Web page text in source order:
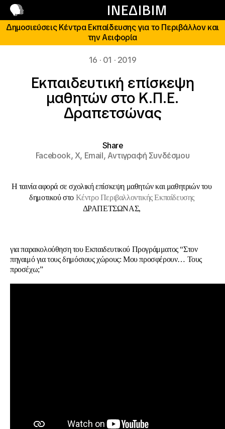
ΙΝΕΔΙΒΙΜ
Επικοινωνία
Δημοσιεύσεις Κέντρα Εκπαίδευσης για το Περιβάλλον και
την Αειφορία
16 · 01 · 2019
Eκπαιδευτική επίσκεψη
μαθητών στο Κ.Π.Ε.
Δραπετσώνας
Share
Facebook,X, Email,Αντιγραφή Συνδέσμου
Η ταινία αφορά σε σχολική επίσκεψη μαθητών και μαθητριών του
δημοτικού στο
ΔΡΑΠΕΤΣΩΝΑΣ,
για παρακολούθηση του Εκπαιδευτικού Προγράμματος “Στον
πηγαιμό για τους δημόσιους χώρους: Μου προσφέρουν… Τους
προσέχω;”